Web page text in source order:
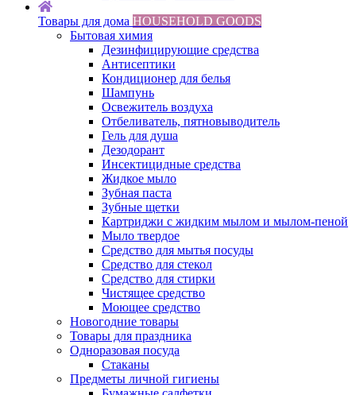
Товары для дома HOUSEHOLD GOODS
Бытовая химия
Дезинфицирующие средства
Антисептики
Кондиционер для белья
Шампунь
Освежитель воздуха
Отбеливатель, пятновыводитель
Гель для душа
Дезодорант
Инсектицидные средства
Жидкое мыло
Зубная паста
Зубные щетки
Картриджи с жидким мылом и мылом-пеной
Мыло твердое
Средство для мытья посуды
Средство для стекол
Средство для стирки
Чистящее средство
Моющее средство
Новогодние товары
Товары для праздника
Одноразовая посуда
Стаканы
Предметы личной гигиены